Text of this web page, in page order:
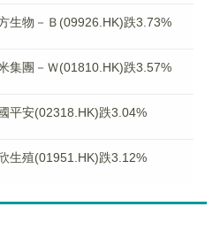
生物－Ｂ(09926.HK)跌3.73%
集團－Ｗ(01810.HK)跌3.57%
平安(02318.HK)跌3.04%
生殖(01951.HK)跌3.12%